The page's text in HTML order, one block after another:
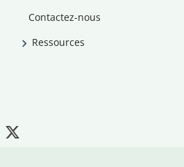
Contactez-nous
Ressources